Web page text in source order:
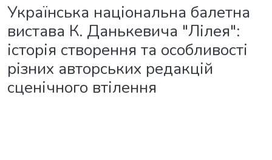
Українська національна балетна
вистава К. Данькевича "Лілея":
історія створення та особливості
різних авторських редакцій
сценічного втілення